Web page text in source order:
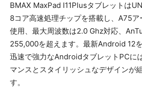
BMAX MaxPad I11Plusタブレットは
8コア高速処理チップを搭載し、A75
使用、最大周波数は2.0 Ghz対応、
255,000を超えます。最新Android 12
迅速で強力なAndroidタブレットPCに
マンスとスタイリッシュなデザインが
す。